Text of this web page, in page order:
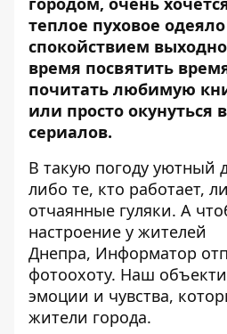
теплое пуховое
спокойствием
время посвятить
почитать любимую
или просто
сериалов.
В такую погоду уютный
либо те, кто работает,
отчаянные гуляки. А
настроение у жителей
Днепра, Информатор
фотоохоту. Наш
эмоции и чувства,
жители города.